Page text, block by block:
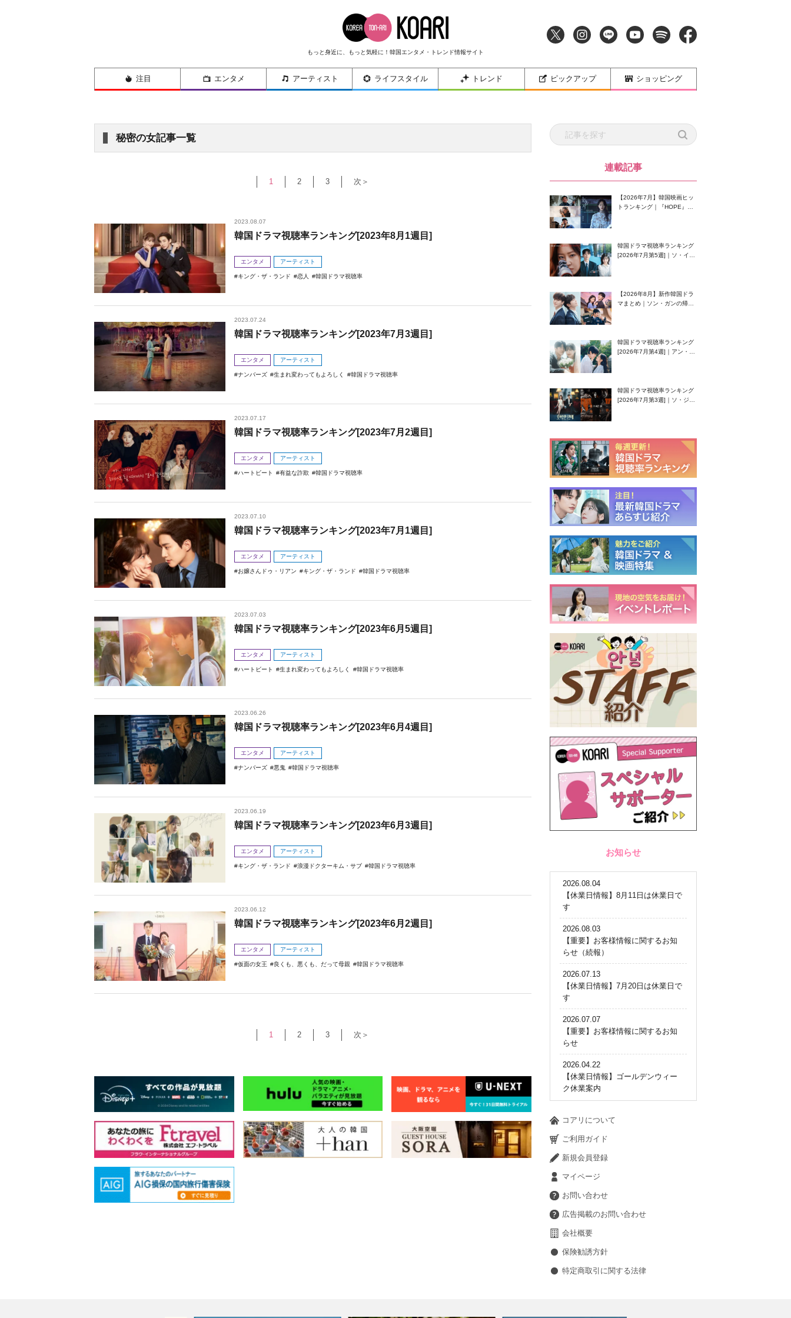
もっと身近に、もっと気軽に！韓国エンタメ・トレンド情報サイト
注目 エンタメ アーティスト ライフスタイル トレンド ピックアップ ショッピング
秘密の女記事一覧
1 2 3 次＞
2023.08.07
韓国ドラマ視聴率ランキング[2023年8月1週目]
エンタメ アーティスト
キング・ザ・ランド 恋人 韓国ドラマ視聴率
2023.07.24
韓国ドラマ視聴率ランキング[2023年7月3週目]
エンタメ アーティスト
ナンバーズ 生まれ変わってもよろしく 韓国ドラマ視聴率
2023.07.17
韓国ドラマ視聴率ランキング[2023年7月2週目]
エンタメ アーティスト
ハートビート 有益な詐欺 韓国ドラマ視聴率
2023.07.10
韓国ドラマ視聴率ランキング[2023年7月1週目]
エンタメ アーティスト
お嬢さんドゥ・リアン キング・ザ・ランド 韓国ドラマ視聴率
2023.07.03
韓国ドラマ視聴率ランキング[2023年6月5週目]
エンタメ アーティスト
ハートビート 生まれ変わってもよろしく 韓国ドラマ視聴率
2023.06.26
韓国ドラマ視聴率ランキング[2023年6月4週目]
エンタメ アーティスト
ナンバーズ 悪鬼 韓国ドラマ視聴率
2023.06.19
韓国ドラマ視聴率ランキング[2023年6月3週目]
エンタメ アーティスト
キング・ザ・ランド 浪漫ドクターキム・サブ 韓国ドラマ視聴率
2023.06.12
韓国ドラマ視聴率ランキング[2023年6月2週目]
エンタメ アーティスト
仮面の女王 良くも、悪くも、だって母親 韓国ドラマ視聴率
1 2 3 次＞
連載記事
【2026年7月】韓国映画ヒッ
トランキング｜『HOPE』が
韓国ドラマ視聴率ランキング
[2026年7月第5週]｜ソ・イン
【2026年8月】新作韓国ドラ
マまとめ｜ソン・ガンの帰
韓国ドラマ視聴率ランキング
[2026年7月第4週]｜アン・ヒ
韓国ドラマ視聴率ランキング
[2026年7月第3週]｜ソ・ジソ
お知らせ
2026.08.04
【休業日情報】8月11日は休業日で
す
2026.08.03
【重要】お客様情報に関するお知
らせ（続報）
2026.07.13
【休業日情報】7月20日は休業日で
す
2026.07.07
【重要】お客様情報に関するお知
らせ
2026.04.22
【休業日情報】ゴールデンウィー
ク休業案内
コアリについて
ご利用ガイド
新規会員登録
マイページ
お問い合わせ
広告掲載のお問い合わせ
会社概要
保険勧誘方針
特定商取引に関する法律